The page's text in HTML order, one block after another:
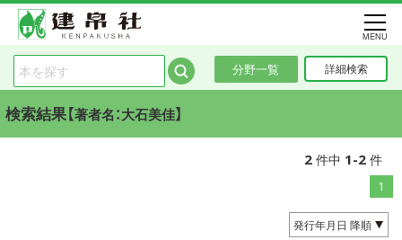
分野一覧 詳細検索
MENU
検索結果【著者名：大石美佳】
2件中 1-2件
1